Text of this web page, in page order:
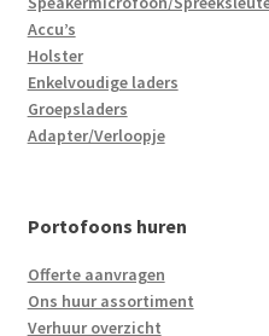
Accu’s
Holster
Enkelvoudige laders
Groepsladers
Adapter/Verloopje
Portofoons huren
Offerte aanvragen
Ons huur assortiment
Verhuur overzicht